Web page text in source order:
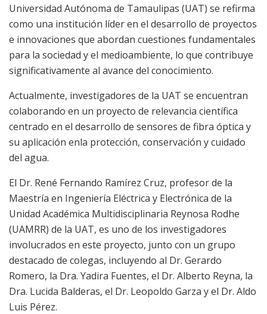
Universidad Autónoma de Tamaulipas (UAT) se refirma
como una institución líder en el desarrollo de proyectos
e innovaciones que abordan cuestiones fundamentales
para la sociedad y el medioambiente, lo que contribuye
significativamente al avance del conocimiento.
Actualmente, investigadores de la UAT se encuentran
colaborando en un proyecto de relevancia científica
centrado en el desarrollo de sensores de fibra óptica y
su aplicación enla protección, conservación y cuidado
del agua.
El Dr. René Fernando Ramírez Cruz, profesorde la
Maestría en Ingeniería Eléctrica y Electrónica de la
Unidad Académica Multidisciplinaria Reynosa Rodhe
(UAMRR) de la UAT, es uno de los investigadores
involucrados en este proyecto, junto con un grupo
destacado de colegas, incluyendo al Dr. Gerardo
Romero, la Dra. Yadira Fuentes, el Dr. Alberto Reyna, la
Dra. Lucida Balderas, el Dr. Leopoldo Garza yel Dr. Aldo
Luis Pérez.